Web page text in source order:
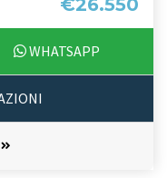
€26.550
WHATSAPP